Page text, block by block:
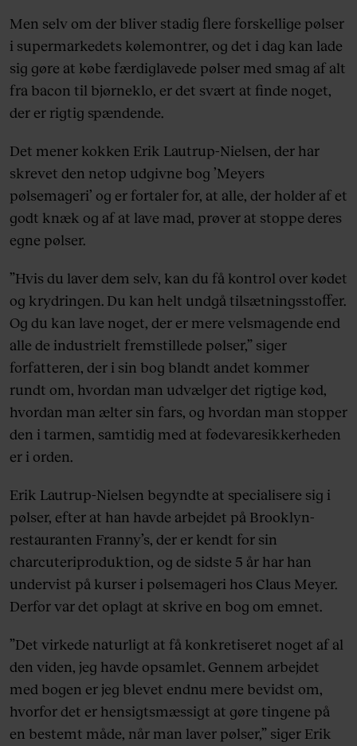
Men selv om der bliver stadig flere forskellige pølser
i supermarkedets kølemontrer, og det i dag kan lade
sig gøre at købe færdiglavede pølser med smag af alt
fra bacon til bjørneklo, er det svært at finde noget,
der er rigtig spændende.
Det mener kokken Erik Lautrup-Nielsen, der har
skrevet den netop udgivne bog ’Meyers
pølsemageri’ og er fortaler for, at alle, der holder af et
godt knæk og af at lave mad, prøver at stoppe deres
egne pølser.
”Hvis du laver dem selv, kan du få kontrol over kødet
og krydringen. Du kan helt undgå tilsætningsstoffer.
Og du kan lave noget, der er mere velsmagende end
alle de industrielt fremstillede pølser,” siger
forfatteren, der i sin bog blandt andet kommer
rundt om, hvordan man udvælger det rigtige kød,
hvordan man ælter sin fars, og hvordan man stopper
den i tarmen, samtidig med at fødevaresikkerheden
er i orden.
Erik Lautrup-Nielsen begyndte at specialisere sig i
pølser, efter at han havde arbejdet på Brooklyn-
restauranten Franny’s, der er kendt for sin
charcuteriproduktion, og de sidste 5 år har han
undervist på kurser i pølsemageri hos Claus Meyer.
Derfor var det oplagt at skrive en bog om emnet.
”Det virkede naturligt at få konkretiseret noget af al
den viden, jeg havde opsamlet. Gennem arbejdet
med bogen er jeg blevet endnu mere bevidst om,
hvorfor det er hensigtsmæssigt at gøre tingene på
en bestemt måde, når man laver pølser,” siger Erik